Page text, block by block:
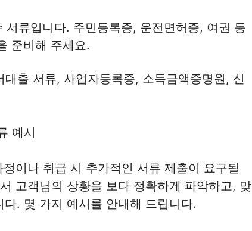
서류입니다. 주민등록증, 운전면허증, 여권 등
준비해 주세요.
대출 서류, 사업자등록증, 소득금액증명원, 신
예시
이나 취급 시 추가적인 서류 제출이 요구될
고객님의 상황을 보다 정확하게 파악하고, 맞
. 몇 가지 예시를 안내해 드립니다.